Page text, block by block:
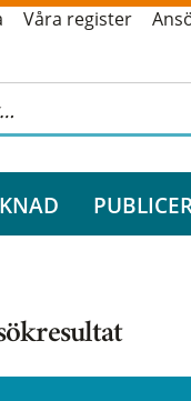
Våra register